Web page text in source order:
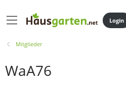
Login
Mitglieder
WaA76